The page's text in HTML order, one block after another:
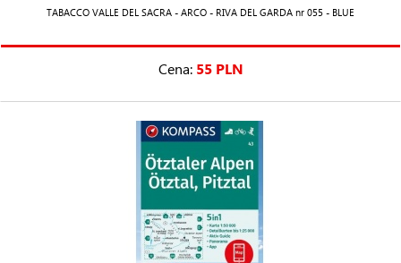
TABACCO VALLE DEL SACRA - ARCO - RIVA DEL GARDA nr 055 - BLUE
Cena: 55 PLN